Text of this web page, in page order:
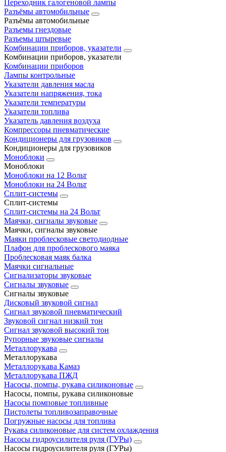
Переходник галогеновой лампы
Разъёмы автомобильные
Разъёмы автомобильные
Разъемы гнездовые
Разъемы штыревые
Комбинации приборов, указатели
Комбинации приборов, указатели
Комбинации приборов
Лампы контрольные
Указатели давления масла
Указатели напряжения, тока
Указатели температуры
Указатели топлива
Указатель давления воздуха
Компрессоры пневматические
Кондиционеры для грузовиков
Кондиционеры для грузовиков
Моноблоки
Моноблоки
Моноблоки на 12 Вольт
Моноблоки на 24 Вольт
Сплит-системы
Сплит-системы
Сплит‑системы на 24 Вольт
Маячки, сигналы звуковые
Маячки, сигналы звуковые
Маяки проблесковые светодиодные
Плафон для проблескового маяка
Проблесковая маяк балка
Маячки сигнальные
Сигнализаторы звуковые
Сигналы звуковые
Сигналы звуковые
Дисковый звуковой сигнал
Сигнал звуковой пневматический
Звуковой сигнал низкий тон
Сигнал звуковой высокий тон
Рупорные звуковые сигналы
Металлорукава
Металлорукава
Металлорукава Камаз
Металлорукава ПЖД
Насосы, помпы, рукава силиконовые
Насосы, помпы, рукава силиконовые
Насосы помповые топливные
Пистолеты топливозаправочные
Погружные насосы для топлива
Рукава силиконовые для систем охлаждения
Насосы гидроусилителя руля (ГУРы)
Насосы гидроусилителя руля (ГУРы)